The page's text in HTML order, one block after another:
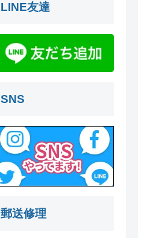
LINE友達
SNS
郵送修理